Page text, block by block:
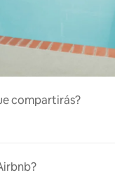
compartirás?